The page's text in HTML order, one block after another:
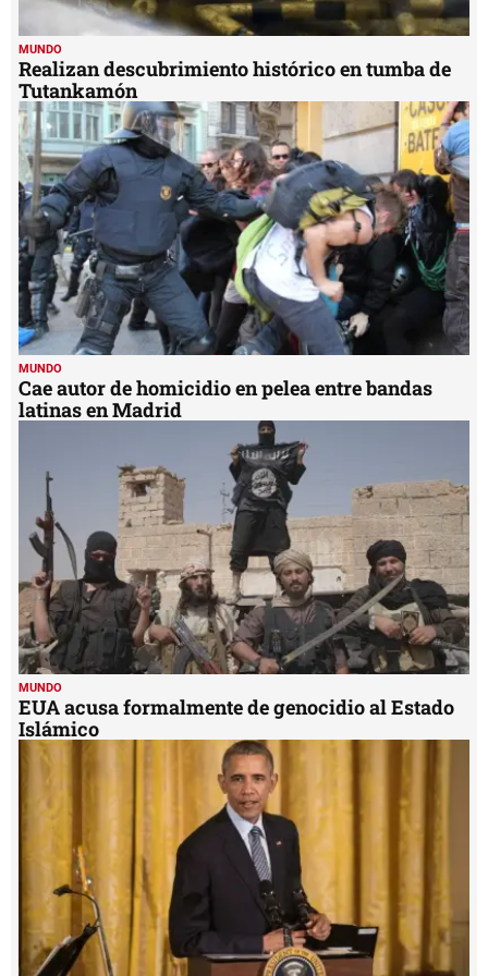
MUNDO
Realizan descubrimiento histórico en tumba de
Tutankamón
MUNDO
Cae autor de homicidio en pelea entre bandas
latinas en Madrid
MUNDO
EUA acusa formalmente de genocidio al Estado
Islámico